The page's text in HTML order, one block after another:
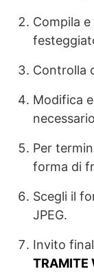
Compila
Controlla
Modifica
Per
forma di
Scegli il
JPEG.
Invito
TRAMITE